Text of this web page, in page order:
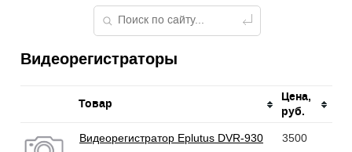
Видеорегистраторы
Товар
Цена,
руб.
Видеорегистратор Eplutus DVR-930 3500